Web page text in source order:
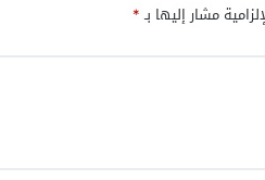
مشار إليها بـ*